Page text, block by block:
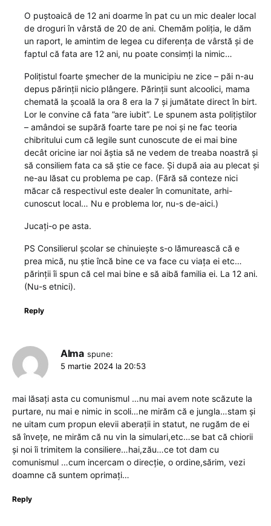
O puștoaică de 12 ani doarme în pat cu un mic dealer local
de droguri în vârstă de 20 de ani. Chemăm poliția, le dăm
un raport, le amintim de legea cu diferența de vârstă și de
faptul că fata are 12 ani, nu poate consimți la nimic…
Polițistul foarte șmecher de la municipiu ne zice – păi n-au
depus părinții nicio plângere. Părinții sunt alcoolici, mama
chemată la școală la ora 8 era la 7 și jumătate direct în birt.
Lor le convine că fata ”are iubit”. Le spunem asta polițiștilor
– amândoi se supără foarte tare pe noi și ne fac teoria
chibritului cum că legile sunt cunoscute de ei mai bine
decât oricine iar noi ăștia să ne vedem de treaba noastră și
să consiliem fata ca să știe ce face. Și după aia au plecat și
ne-au lăsat cu problema pe cap. (Fără să conteze nici
măcar că respectivul este dealer în comunitate, arhi-
cunoscut local… Nu e problema lor, nu-s de-aici.)
Jucați-o pe asta.
PS Consilierul școlar se chinuiește s-o lămurească că e
prea mică, nu știe încă bine ce va face cu viața ei etc…
părinții îi spun că cel mai bine e să aibă familia ei. La 12 ani.
(Nu-s etnici).
Reply
Alma spune:
5 martie 2024 la 20:53
mai lăsați asta cu comunismul …nu mai avem note scăzute la
purtare, nu mai e nimic in scoli…ne mirăm că e jungla…stam și
ne uitam cum propun elevii aberații in statut, ne rugăm de ei
să învețe, ne mirăm că nu vin la simulari,etc…se bat că chiorii
și noi îi trimitem la consiliere…hai,zău…ce tot dam cu
comunismul …cum incercam o direcție, o ordine,sărim, vezi
doamne că suntem oprimați…
Reply